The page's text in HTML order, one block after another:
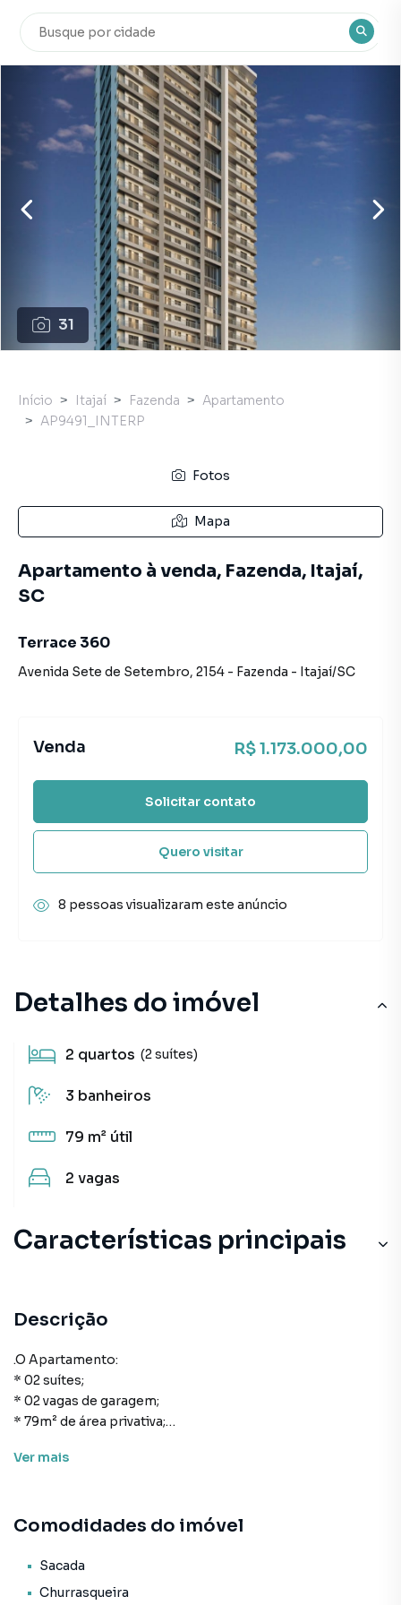
31
Detalhes do imóvel
2 quartos (2 suítes)
3 banheiros
79 m² útil
2 vagas
Características principais
Descrição
.O Apartamento:
* 02 suítes;
* 02 vagas de garagem;
* 79m² de área privativa;
* Área de serviço;
* Sacada com churrasqueira;
O Empreendimento / Área de lazer:
Ver mais
Comodidades do imóvel
Sacada
Churrasqueira
Início Itajaí Fazenda
Apartamento
AP9491_INTERP
Fotos
Mapa
Apartamento à venda, Fazenda, Itajaí,
SC
Terrace 360
Avenida Sete de Setembro, 2154 - Fazenda - Itajaí/SC
Venda R$ 1.173.000,00
Solicitar contato
Quero visitar
8 pessoas visualizaram este anúncio